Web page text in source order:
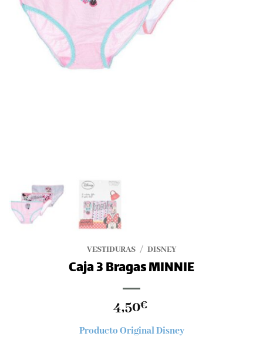
VESTIDURAS / DISNEY
Caja 3 Bragas MINNIE
4,50€
Producto Original Disney